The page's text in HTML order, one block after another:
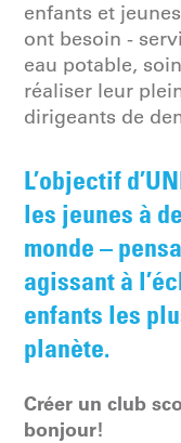
enfants et
ont besoin -
eau potable,
réaliser leur
dirigeants de
L’objectif
les jeunes à
monde –
agissant à
enfants les
planète.
Créer un club
bonjour!